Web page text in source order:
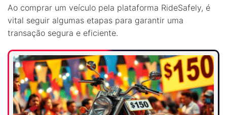
Ao comprar um veículo pela plataforma RideSafely, é
vital seguir algumas etapas para garantir uma
transação segura e eficiente.